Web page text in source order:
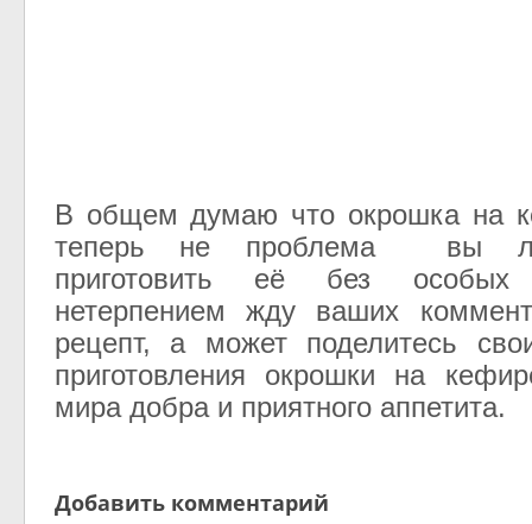
В общем думаю что окрошка на
теперь не проблема вы
приготовить её без
нетерпением жду ваших
рецепт, а может поделитесь
приготовления окрошки на
мира добра и приятного аппетита.
Добавить комментарий